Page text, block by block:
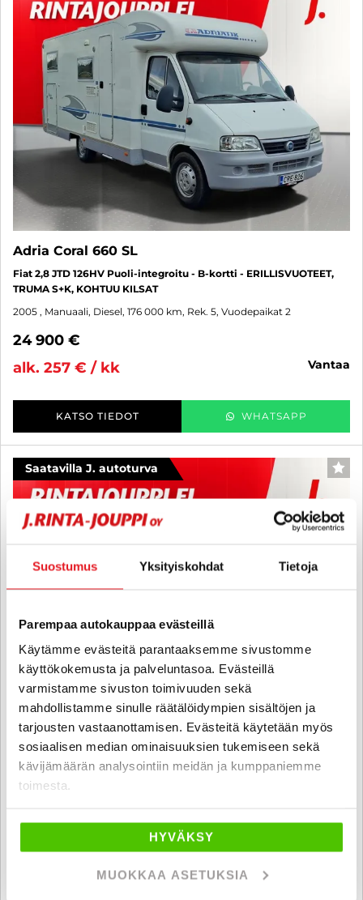
Suostumus Yksityiskohdat Tietoja
Parempaa autokauppaa evästeillä
Käytämme evästeitä parantaaksemme sivustomme
käyttökokemusta ja palveluntasoa. Evästeillä
varmistamme sivuston toimivuuden sekä
mahdollistamme sinulle räätälöidympien sisältöjen ja
tarjousten vastaanottamisen. Evästeitä käytetään myös
sosiaalisen median ominaisuuksien tukemiseen sekä
kävijämäärän analysointiin meidän ja kumppaniemme
toimesta.
HYVÄKSY
MUOKKAA ASETUKSIA
Adria Coral 660 SL
Fiat 2,8 JTD 126HV Puoli-integroitu - B-kortti - ERILLISVUOTEET,
TRUMA S+K, KOHTUU KILSAT
2005 , Manuaali, Diesel, 176 000 km, Rek. 5, Vuodepaikat 2
24 900 €
alk. 257 € / kk
vantaa
KATSO TIEDOT WHATSAPP
Saatavilla J. autoturva
Adria Coral Plus 670 SLT
Fiat 2,3 JTD 130 Multijet Puoli-integroitu ALDE - B-kortti -
YKSIOMISTEINEN SUPERHIENO CORAL, ERILLISVUOTEET +
TAKAKYLPPÄRI - J. autoturva
alk. 406 € / kk